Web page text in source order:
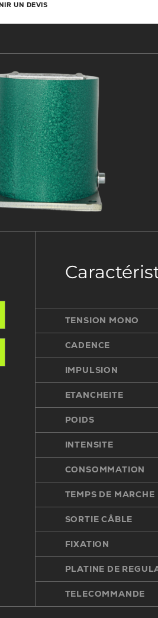
UN DEVIS
TENSION MONO
CADENCE
IMPULSION
ETANCHEITE
POIDS
INTENSITE
CONSOMMATION
TEMPS DE MARCHE
SORTIE CÂBLE
FIXATION
PLATINE DE
TELECOMMANDE